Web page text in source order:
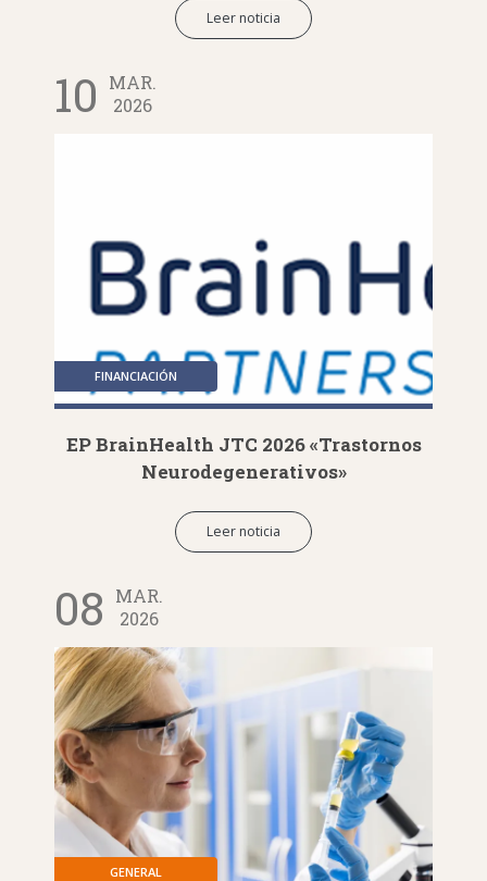
Leer noticia
10
MAR.
2026
FINANCIACIÓN
EP BrainHealth JTC 2026 «Trastornos
Neurodegenerativos»
Leer noticia
08
MAR.
2026
GENERAL